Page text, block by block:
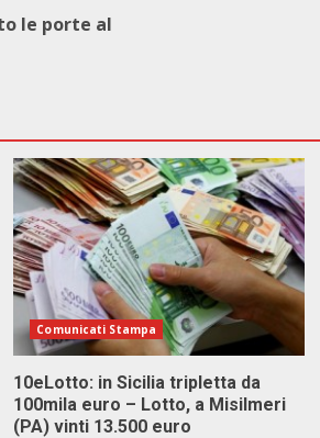
le porte al
Comunicati Stampa
10eLotto: in Sicilia tripletta da
100mila euro – Lotto, a Misilmeri
(PA) vinti 13.500 euro